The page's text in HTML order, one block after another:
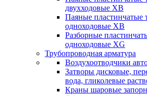
двухходовые XB
Паяные пластинчатые
одноходовые ХВ
Разборные
одноходовые ХG
Трубопроводная арматура
Воздухоотводчики
Затворы дисковые,
вода, гликолевые
Краны шаровые